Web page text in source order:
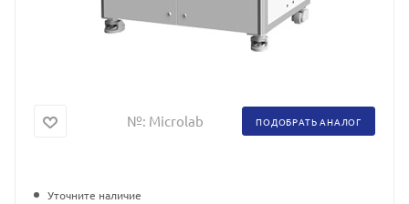
№: Microlab ПОДОБРАТЬ АНАЛОГ
Уточните наличие